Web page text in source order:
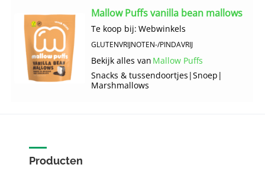
Mallow Puffs vanilla bean mallows
Te koop bij: Webwinkels
GLUTENVRIJNOTEN-/PINDAVRIJ
Bekijk alles van Mallow Puffs
Snacks & tussendoortjes |Snoep |
Marshmallows
Producten